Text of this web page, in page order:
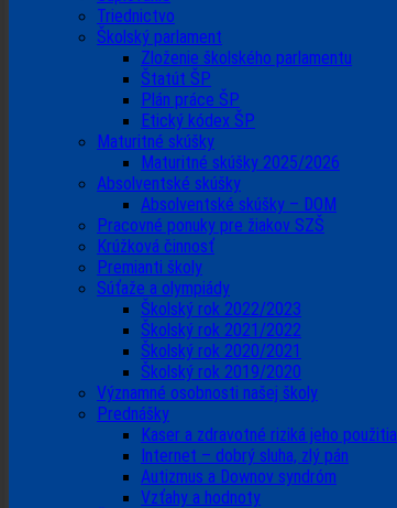
Triednictvo
Školský parlament
Zloženie školského parlamentu
Štatút ŠP
Plán práce ŠP
Etický kódex ŠP
Maturitné skúšky
Maturitné skúšky 2025/2026
Absolventské skúšky
Absolventské skúšky – DOM
Pracovné ponuky pre žiakov SZŠ
Krúžková činnosť
Premianti školy
Súťaže a olympiády
Školský rok 2022/2023
Školský rok 2021/2022
Školský rok 2020/2021
Školský rok 2019/2020
Významné osobnosti našej školy
Prednášky
Kaser a zdravotné riziká jeho použitia
Internet – dobrý sluha, zlý pán
Autizmus a Downov syndróm
Vzťahy a hodnoty